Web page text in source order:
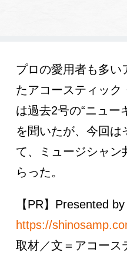
プロの愛用者も多い
たアコースティック
は過去2号の“ニュー
を聞いたが、今回は
て、ミュージシャン
らった。
【PR】Presented
https://
取材／文＝アコー